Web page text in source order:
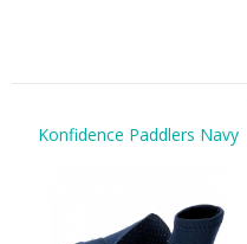
Konfidence Paddlers Navy